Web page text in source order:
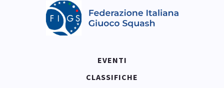
EVENTI
CLASSIFICHE